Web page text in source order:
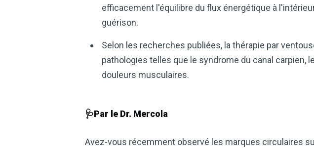
efficacement l'équilibre du flux énergétique à
guérison.
Selon les recherches publiées, la thérapie par
pathologies telles que le syndrome du canal carpien,
douleurs musculaires.
🩺Par le Dr. Mercola
Avez-vous récemment observé les marques circulaires